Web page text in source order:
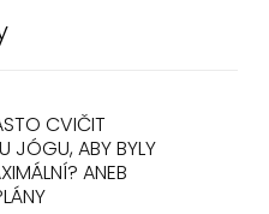
CVIČIT
JÓGU, ABY BYLY
ANEB